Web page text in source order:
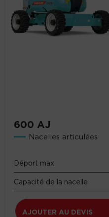
600 AJ
Nacelles articulées
Déport max
Capacité de la nacelle
AJOUTER AU DEVIS